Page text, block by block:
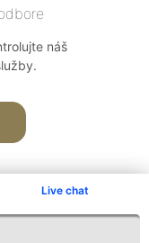
Live chat
náš